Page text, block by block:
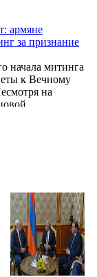
армяне
за признание
начала митинга
к Вечному
на
холодный
деться. О
и в народной
из динамиков
песни
она стала
погибшим от